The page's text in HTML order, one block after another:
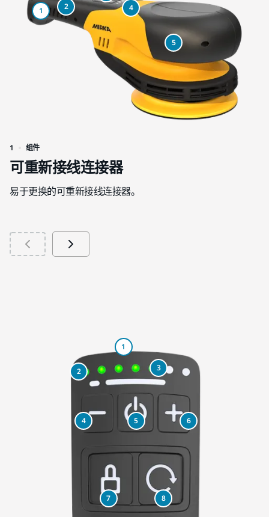
1 2
4
5
1 组件
可重新接线连接器
易于更换的可重新接线连接器。
1
2 3
4 5 6
7 8